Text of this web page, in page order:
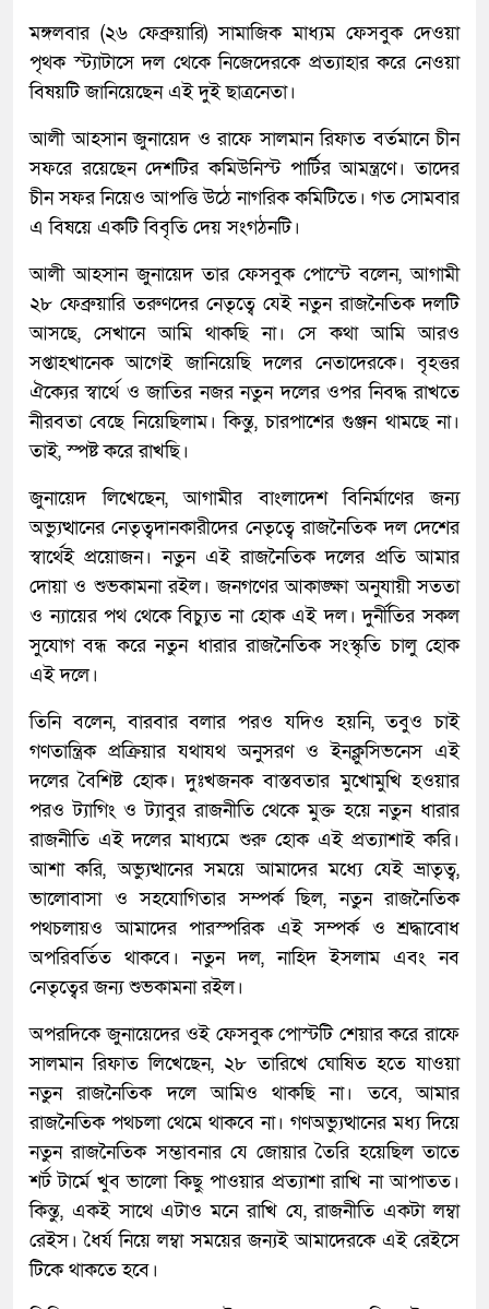
মঙ্গলবার (২৬ ফেব্রুয়ারি) সামাজিক মাধ্যম ফেসবুক দেওয়া
পৃথক স্ট্যাটাসে দল থেকে নিজেদেরকে প্রত্যাহার করে নেওয়া
বিষয়টি জানিয়েছেন এই দুই ছাত্রনেতা।
আলী আহসান জুনায়েদ ও রাফে সালমান রিফাত বর্তমানে চীন
সফরে রয়েছেন দেশটির কমিউনিস্ট পার্টির আমন্ত্রণে। তাদের
চীন সফর নিয়েও আপত্তি উঠে নাগরিক কমিটিতে। গত সোমবার
এ বিষয়ে একটি বিবৃতি দেয় সংগঠনটি।
আলী আহসান জুনায়েদ তার ফেসবুক পোস্টে বলেন, আগামী
২৮ ফেব্রুয়ারি তরুণদের নেতৃত্বে যেই নতুন রাজনৈতিক দলটি
আসছে, সেখানে আমি থাকছি না। সে কথা আমি আরও
সপ্তাহখানেক আগেই জানিয়েছি দলের নেতাদেরকে। বৃহত্তর
ঐক্যের স্বার্থে ও জাতির নজর নতুন দলের ওপর নিবদ্ধ রাখতে
নীরবতা বেছে নিয়েছিলাম। কিন্তু, চারপাশের গুঞ্জন থামছে না।
তাই, স্পষ্ট করে রাখছি।
জুনায়েদ লিখেছেন, আগামীর বাংলাদেশ বিনির্মাণের জন্য
অভ্যুত্থানের নেতৃত্বদানকারীদের নেতৃত্বে রাজনৈতিক দল দেশের
স্বার্থেই প্রয়োজন। নতুন এই রাজনৈতিক দলের প্রতি আমার
দোয়া ও শুভকামনা রইল। জনগণের আকাঙ্ক্ষা অনুযায়ী সততা
ও ন্যায়ের পথ থেকে বিচ্যুত না হোক এই দল। দুর্নীতির সকল
সুযোগ বন্ধ করে নতুন ধারার রাজনৈতিক সংস্কৃতি চালু হোক
এই দলে।
তিনি বলেন, বারবার বলার পরও যদিও হয়নি, তবুও চাই
গণতান্ত্রিক প্রক্রিয়ার যথাযথ অনুসরণ ও ইনক্লুসিভনেস এই
দলের বৈশিষ্ট হোক। দুঃখজনক বাস্তবতার মুখোমুখি হওয়ার
পরও ট্যাগিং ও ট্যাবুর রাজনীতি থেকে মুক্ত হয়ে নতুন ধারার
রাজনীতি এই দলের মাধ্যমে শুরু হোক এই প্রত্যাশাই করি।
আশা করি, অভ্যুত্থানের সময়ে আমাদের মধ্যে যেই ভ্রাতৃত্ব,
ভালোবাসা ও সহযোগিতার সম্পর্ক ছিল, নতুন রাজনৈতিক
পথচলায়ও আমাদের পারস্পরিক এই সম্পর্ক ও শ্রদ্ধাবোধ
অপরিবর্তিত থাকবে। নতুন দল, নাহিদ ইসলাম এবং নব
নেতৃত্বের জন্য শুভকামনা রইল।
অপরদিকে জুনায়েদের ওই ফেসবুক পোস্টটি শেয়ার করে রাফে
সালমান রিফাত লিখেছেন, ২৮ তারিখে ঘোষিত হতে যাওয়া
নতুন রাজনৈতিক দলে আমিও থাকছি না। তবে, আমার
রাজনৈতিক পথচলা থেমে থাকবে না। গণঅভ্যুত্থানের মধ্য দিয়ে
নতুন রাজনৈতিক সম্ভাবনার যে জোয়ার তৈরি হয়েছিল তাতে
শর্ট টার্মে খুব ভালো কিছু পাওয়ার প্রত্যাশা রাখি না আপাতত।
কিন্তু, একই সাথে এটাও মনে রাখি যে, রাজনীতি একটা লম্বা
রেইস। ধৈর্য নিয়ে লম্বা সময়ের জন্যই আমাদেরকে এই রেইসে
টিকে থাকতে হবে।